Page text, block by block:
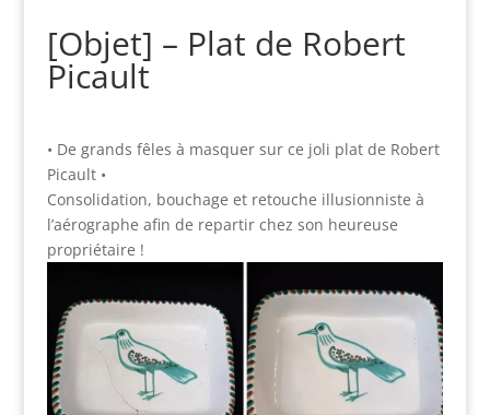
[Objet] – Plat de Robert
Picault
• De grands fêles à masquer sur ce joli plat de Robert
Picault •
Consolidation, bouchage et retouche illusionniste à
l’aérographe afin de repartir chez son heureuse
propriétaire !